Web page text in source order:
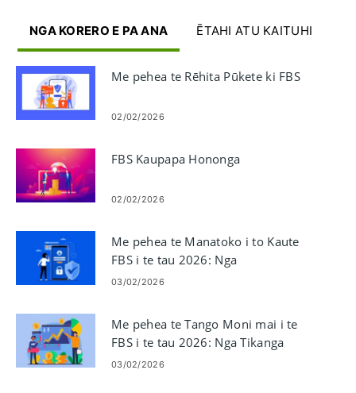
NGA KORERO E PA ANA ĒTAHI ATU KAITUHI
Me pehea te Rēhita Pūkete ki FBS
02/02/2026
FBS Kaupapa Hononga
02/02/2026
Me pehea te Manatoko i to Kaute
FBS i te tau 2026: Nga
Whakaritenga KYC, Nga Tuhituhi,
03/02/2026
Me pehea te Tango Moni mai i te
FBS i te tau 2026: Nga Tikanga
Tango, Utu, Wa Tukatuka, Tepe me
03/02/2026